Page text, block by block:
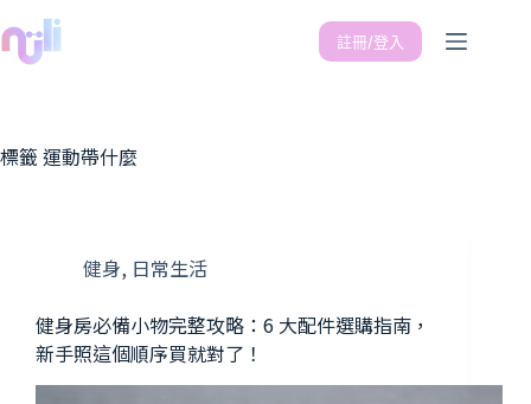
註冊/登入
標籤 運動帶什麼
健身, 日常生活
健身房必備小物完整攻略：6 大配件選購指南，
新手照這個順序買就對了！